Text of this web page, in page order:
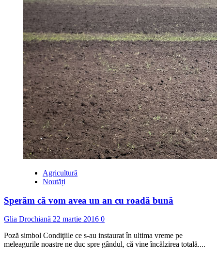
Agricultură
Noutăți
Sperăm că vom avea un an cu roadă bună
Glia Drochiană 22 martie 2016 0
Poză simbol Condiţiile ce s-au instaurat în ultima vreme pe
meleagurile noastre ne duc spre gândul, că vine încălzirea totală....